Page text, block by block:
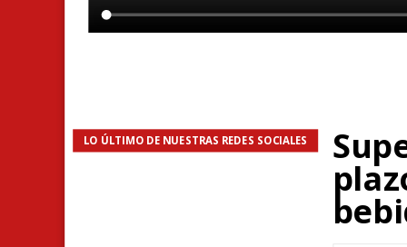
LO ÚLTIMO DE NUESTRAS REDES SOCIALES